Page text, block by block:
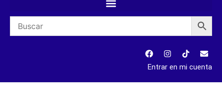
Entrar en mi cuenta